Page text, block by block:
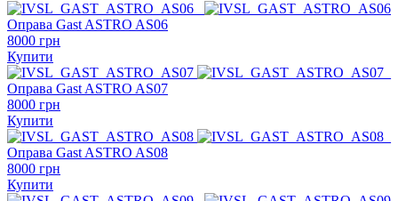
Оправа Gast ASTRO AS06
8000 грн
Купити
Оправа Gast ASTRO AS07
8000 грн
Купити
Оправа Gast ASTRO AS08
8000 грн
Купити